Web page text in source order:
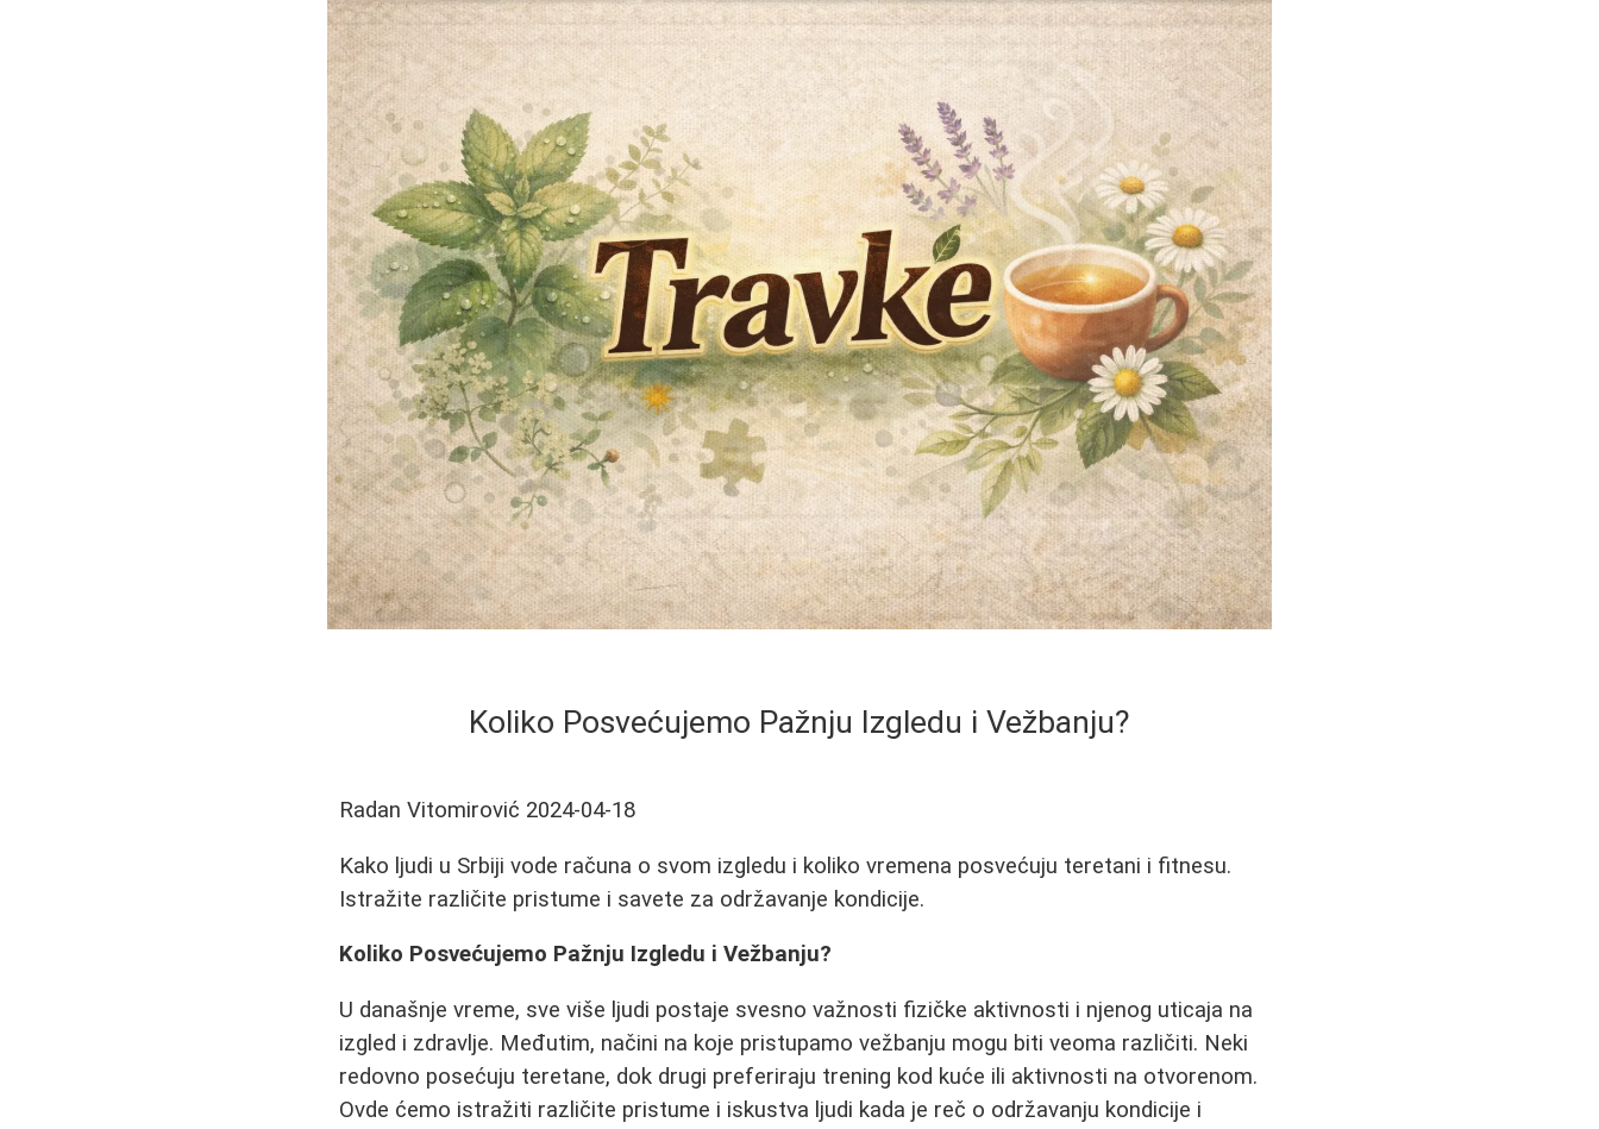
Koliko Posvećujemo Pažnju Izgledu i Vežbanju?
Radan Vitomirović 2024-04-18
Kako ljudi u Srbiji vode računa o svom izgledu i koliko vremena posvećuju teretani i fitnesu.
Istražite različite pristume i savete za održavanje kondicije.
Koliko Posvećujemo Pažnju Izgledu i Vežbanju?
U današnje vreme, sve više ljudi postaje svesno važnosti fizičke aktivnosti i njenog uticaja na
izgled i zdravlje. Međutim, načini na koje pristupamo vežbanju mogu biti veoma različiti. Neki
redovno posećuju teretane, dok drugi preferiraju trening kod kuće ili aktivnosti na otvorenom.
Ovde ćemo istražiti različite pristume i iskustva ljudi kada je reč o održavanju kondicije i